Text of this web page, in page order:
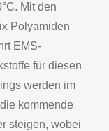
Mit den
Polyamiden
EMS-
für diesen
werden im
kommende
steigen, wobei